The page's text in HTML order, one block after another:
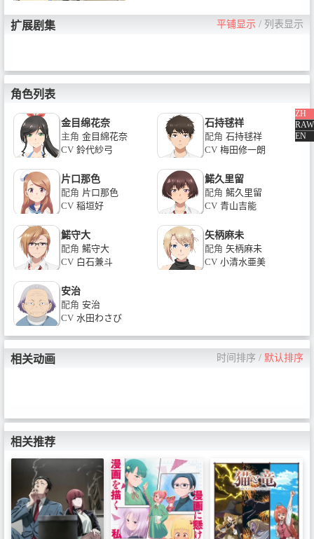
ZH
RAW
EN
走。
扩展剧集 平铺显示 / 列表显示
角色列表
金目绵花奈
主角 金目綿花奈
CV 鈴代紗弓
石持毬祥
配角 石持毬祥
CV 梅田修一朗
片口那色
配角 片口那色
CV 稲垣好
鰙久里留
配角 鰙久里留
CV 青山吉能
鰙守大
配角 鰙守大
CV 白石兼斗
矢柄麻未
配角 矢柄麻未
CV 小清水亜美
安治
配角 安治
CV 水田わさび
相关动画 时间排序 / 默认排序
相关推荐